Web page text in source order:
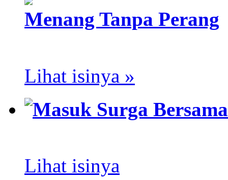
Menang Tanpa Perang
Lihat isinya »
Masuk Surga
Lihat isinya